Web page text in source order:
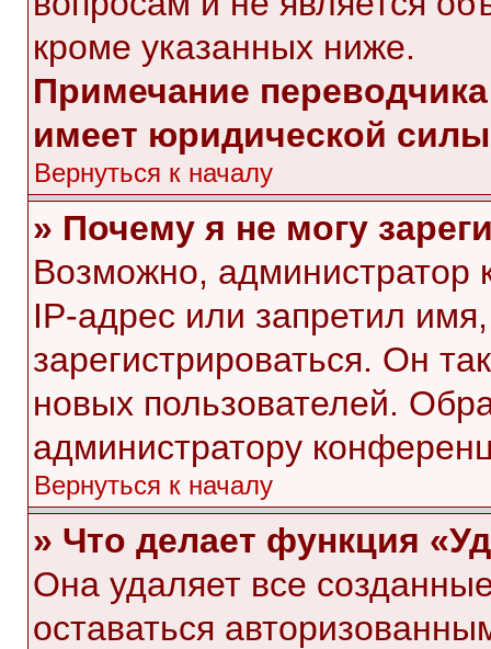
кроме указанных ниже.
Примечание
имеет юридической
Вернуться к началу
» Почему я не могу
Возможно, администратор
IP-адрес или запретил
зарегистрироваться. Он
новых пользователей.
администратору
Вернуться к началу
» Что делает функция
Она удаляет все
оставаться